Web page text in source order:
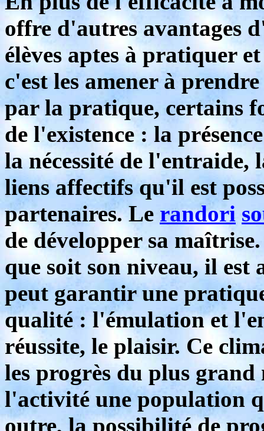
offre d'autres avantages
élèves aptes à pratiquer
c'est les amener à
par la pratique, certains
de l'existence : la
la nécessité de l'entraide,
liens affectifs qu'il est
partenaires. Le randori
de développer sa
que soit son niveau, il est
peut garantir une
qualité : l'émulation et
réussite, le plaisir. Ce
les progrès du plus
l'activité une population
outre, la possibilité de